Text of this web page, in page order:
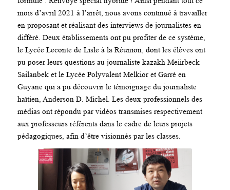
mois d’avril 2021 à l’arrêt, nous avons continué à travailler
en proposant et réalisant des interviews de journalistes en
différé. Deux établissements ont pu profiter de ce système,
le Lycée Leconte de Lisle à la Réunion, dont les élèves ont
pu poser leurs questions au journaliste kazakh Meiirbeck
Sailanbek et le Lycée Polyvalent Melkior et Garré en
Guyane qui a pu découvrir le témoignage du journaliste
haïtien, Anderson D. Michel. Les deux professionnels des
médias ont répondu par vidéos transmises respectivement
aux professeurs référents dans le cadre de leurs projets
pédagogiques, afin d’être visionnés par les classes.